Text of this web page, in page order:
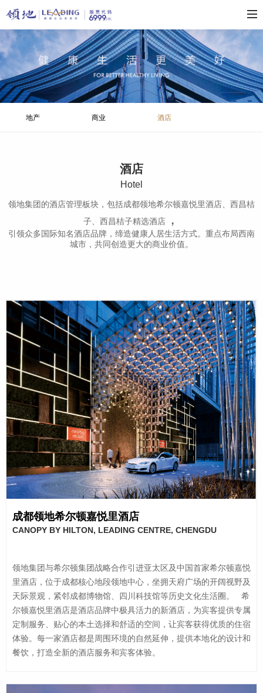
地产 商业 酒店
酒店
Hotel
领地集团的酒店管理板块，包括成都领地希尔顿嘉悦里酒店、西昌桔
子、西昌桔子精选酒店
，
引领众多国际知名酒店品牌，缔造健康人居生活方式。重点布局西南
城市，共同创造更大的商业价值。
成都领地希尔顿嘉悦里酒店
CANOPY BY HILTON, LEADING CENTRE, CHENGDU
领地集团与希尔顿集团战略合作引进亚太区及中国首家希尔顿嘉悦
里酒店，位于成都核心地段领地中心，坐拥天府广场的开阔视野及
天际景观，紧邻成都博物馆、四川科技馆等历史文化生活圈。 希
尔顿嘉悦里酒店是酒店品牌中极具活力的新酒店，为宾客提供专属
定制服务、贴心的本土选择和舒适的空间，让宾客获得优质的住宿
体验。每一家酒店都是周围环境的自然延伸，提供本地化的设计和
餐饮，打造全新的酒店服务和宾客体验。